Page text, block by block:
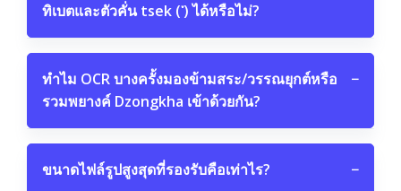
ทิเบตและตัวคั่น tsek (་) ได้หรือไม่?
ทำไม OCR บางครั้งมองข้ามสระ/วรรณยุกต์หรือ
รวมพยางค์ Dzongkha เข้าด้วยกัน?
−
ขนาดไฟล์รูปสูงสุดที่รองรับคือเท่าไร? −